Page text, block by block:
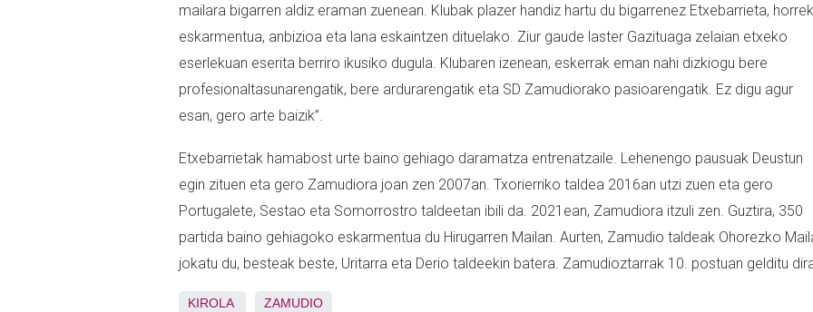
mailara bigarren aldiz eraman zuenean. Klubak plazer handiz hartu du bigarrenez Etxebarrieta, horrek
eskarmentua, anbizioa eta lana eskaintzen dituelako. Ziur gaude laster Gazituaga zelaian etxeko
eserlekuan eserita berriro ikusiko dugula. Klubaren izenean, eskerrak eman nahi dizkiogu bere
profesionaltasunarengatik, bere ardurarengatik eta SD Zamudiorako pasioarengatik. Ez digu agur
esan, gero arte baizik”.
Etxebarrietak hamabost urte baino gehiago daramatza entrenatzaile. Lehenengo pausuak Deustun
egin zituen eta gero Zamudiora joan zen 2007an. Txorierriko taldea 2016an utzi zuen eta gero
Portugalete, Sestao eta Somorrostro taldeetan ibili da. 2021ean, Zamudiora itzuli zen. Guztira, 350
partida baino gehiagoko eskarmentua du Hirugarren Mailan. Aurten, Zamudio taldeak Ohorezko
jokatu du, besteak beste, Uritarra eta Derio taldeekin batera. Zamudioztarrak 10. postuan gelditu
KIROLA ZAMUDIO